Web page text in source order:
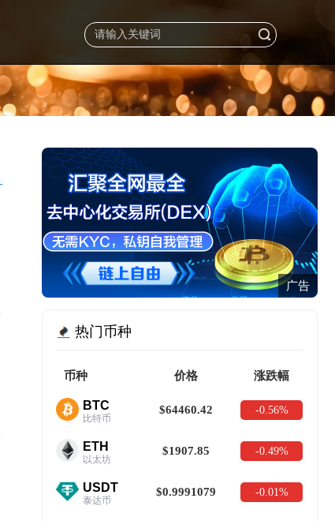
广告
热门币种
币种 价格 涨跌幅
BTC
比特币
$64460.42 -0.56%
ETH
以太坊
$1907.85 -0.49%
USDT
泰达币
$0.9991079 -0.01%